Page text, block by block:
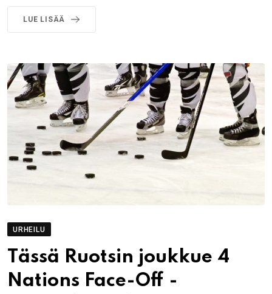
LUE LISÄÄ
URHEILU
Tässä Ruotsin joukkue 4
Nations Face-Off -